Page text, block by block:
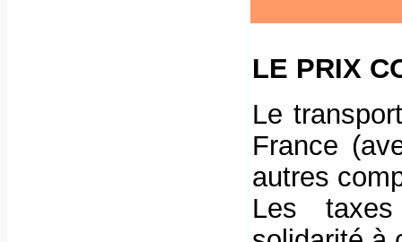
LE PRIX
Le
France
autres
Les